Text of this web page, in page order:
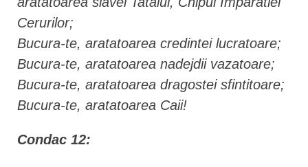
Cerurilor;
Bucura-te, aratatoarea credintei lucratoare;
Bucura-te, aratatoarea nadejdii vazatoare;
Bucura-te, aratatoarea dragostei sfintitoare;
Bucura-te, aratatoarea Caii!
Condac 12: